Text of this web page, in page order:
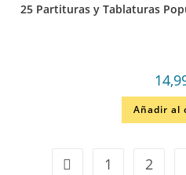
25 Partituras y Tablaturas
Añadir al
1 2